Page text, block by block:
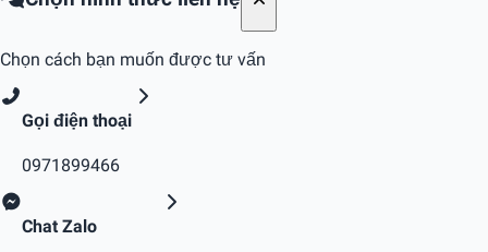
Chọn cách bạn muốn được tư vấn
Gọi điện thoại
0971899466
Chat Zalo